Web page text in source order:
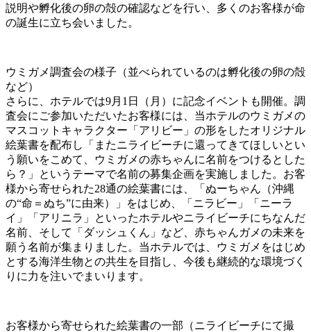
説明や孵化後の卵の殻の確認などを行い、多くのお客様が命
の誕生に立ち会いました。
ウミガメ調査会の様子（並べられているのは孵化後の卵の殻
など）
さらに、ホテルでは9月1日（月）に記念イベントも開催。調
査会にご参加いただいたお客様には、当ホテルのウミガメの
マスコットキャラクター「アリビー」の形をしたオリジナル
絵葉書を配布し「またニライビーチに還ってきてほしいとい
う願いをこめて、ウミガメの赤ちゃんに名前をつけるとした
ら？」というテーマで名前の募集企画を実施しました。お客
様から寄せられた28通の絵葉書には、「ぬーちゃん（沖縄
の“命＝ぬち”に由来）」をはじめ、「ニラビー」「ニーラ
イ」「アリニラ」といったホテルやニライビーチにちなんだ
名前、そして「ダッシュくん」など、赤ちゃんガメの未来を
願う名前が集まりました。当ホテルでは、ウミガメをはじめ
とする海洋生物との共生を目指し、今後も継続的な環境づく
りに力を注いでまいります。
お客様から寄せられた絵葉書の一部（ニライビーチにて撮